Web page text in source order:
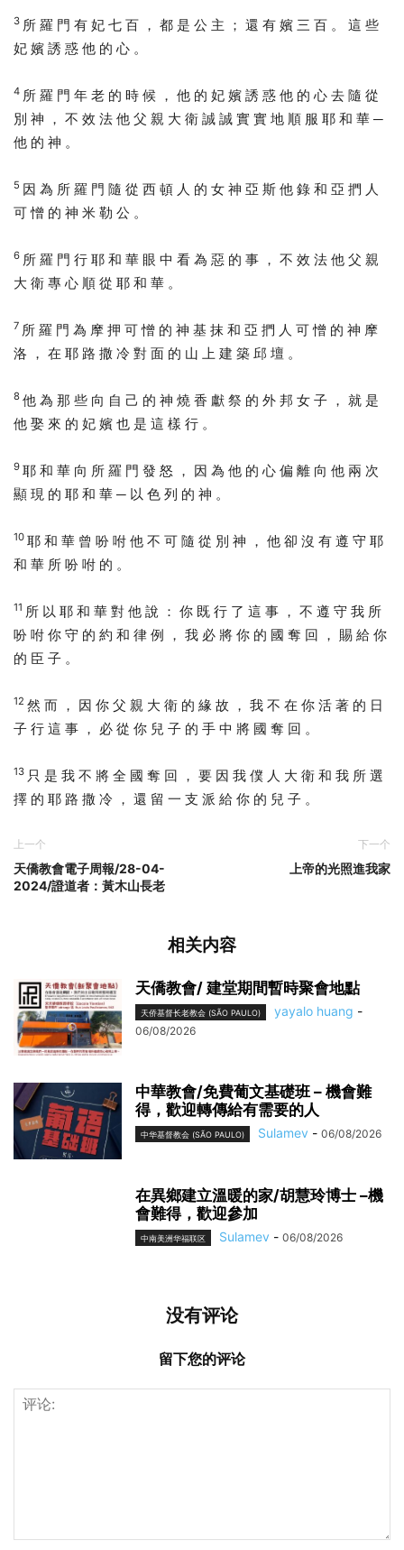
3 所 羅 門 有 妃 七 百 ， 都 是 公 主 ； 還 有 嬪 三 百 。 這 些
妃 嬪 誘 惑 他 的 心 。
4 所 羅 門 年 老 的 時 候 ， 他 的 妃 嬪 誘 惑 他 的 心 去 隨 從
別 神 ， 不 效 法 他 父 親 大 衛 誠 誠 實 實 地 順 服 耶 和 華 ─
他 的 神 。
5 因 為 所 羅 門 隨 從 西 頓 人 的 女 神 亞 斯 他 錄 和 亞 捫 人
可 憎 的 神 米 勒 公 。
6 所 羅 門 行 耶 和 華 眼 中 看 為 惡 的 事 ， 不 效 法 他 父 親
大 衛 專 心 順 從 耶 和 華 。
7 所 羅 門 為 摩 押 可 憎 的 神 基 抹 和 亞 捫 人 可 憎 的 神 摩
洛 ， 在 耶 路 撒 冷 對 面 的 山 上 建 築 邱 壇 。
8 他 為 那 些 向 自 己 的 神 燒 香 獻 祭 的 外 邦 女 子 ， 就 是
他 娶 來 的 妃 嬪 也 是 這 樣 行 。
9 耶 和 華 向 所 羅 門 發 怒 ， 因 為 他 的 心 偏 離 向 他 兩 次
顯 現 的 耶 和 華 ─ 以 色 列 的 神 。
10 耶 和 華 曾 吩 咐 他 不 可 隨 從 別 神 ， 他 卻 沒 有 遵 守 耶
和 華 所 吩 咐 的 。
11 所 以 耶 和 華 對 他 說 ： 你 既 行 了 這 事 ， 不 遵 守 我 所
吩 咐 你 守 的 約 和 律 例 ， 我 必 將 你 的 國 奪 回 ， 賜 給 你
的 臣 子 。
12 然 而 ， 因 你 父 親 大 衛 的 緣 故 ， 我 不 在 你 活 著 的 日
子 行 這 事 ， 必 從 你 兒 子 的 手 中 將 國 奪 回 。
13 只 是 我 不 將 全 國 奪 回 ， 要 因 我 僕 人 大 衛 和 我 所 選
擇 的 耶 路 撒 冷 ， 還 留 一 支 派 給 你 的 兒 子 。
上一个
天僑教會電子周報/28-04-
2024/證道者：黃木山長老
下一个
上帝的光照進我家
相关内容
天僑教會/ 建堂期間暫時聚會地點
天侨基督长老教会 (SÃO PAULO) yayalo huang -
06/08/2026
中華教會/免費葡文基礎班 – 機會難
得，歡迎轉傳給有需要的人
中华基督教会 (SÃO PAULO) Sulamev - 06/08/2026
在異鄉建立溫暖的家/胡慧玲博士 –機
會難得，歡迎參加
中南美洲华福联区 Sulamev - 06/08/2026
没有评论
留下您的评论